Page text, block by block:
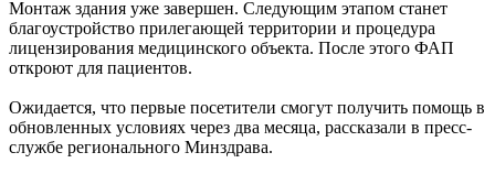
Монтаж здания уже завершен. Следующим этапом станет
благоустройство прилегающей территории и процедура
лицензирования медицинского объекта. После этого ФАП
откроют для пациентов.
Ожидается, что первые посетители смогут получить помощь в
обновленных условиях через два месяца, рассказали в пресс-
службе регионального Минздрава.